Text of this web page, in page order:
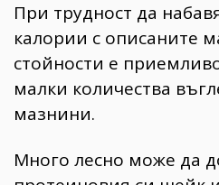
При трудност да
калории с описаните
стойности е
малки количества
мазнини.
Много лесно може да